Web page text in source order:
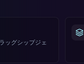
ッグシップジェ